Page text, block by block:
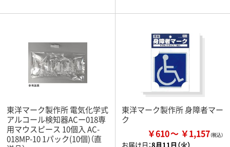
東洋マーク製作所 電気化学式
アルコール検知器ACー018専
用マウスピース 10個入 AC-
018MP-10 1パック(10個)（直
東洋マーク製作所 身障者マー
ク
￥610 ￥1,157
お届け日：8月11日（火）